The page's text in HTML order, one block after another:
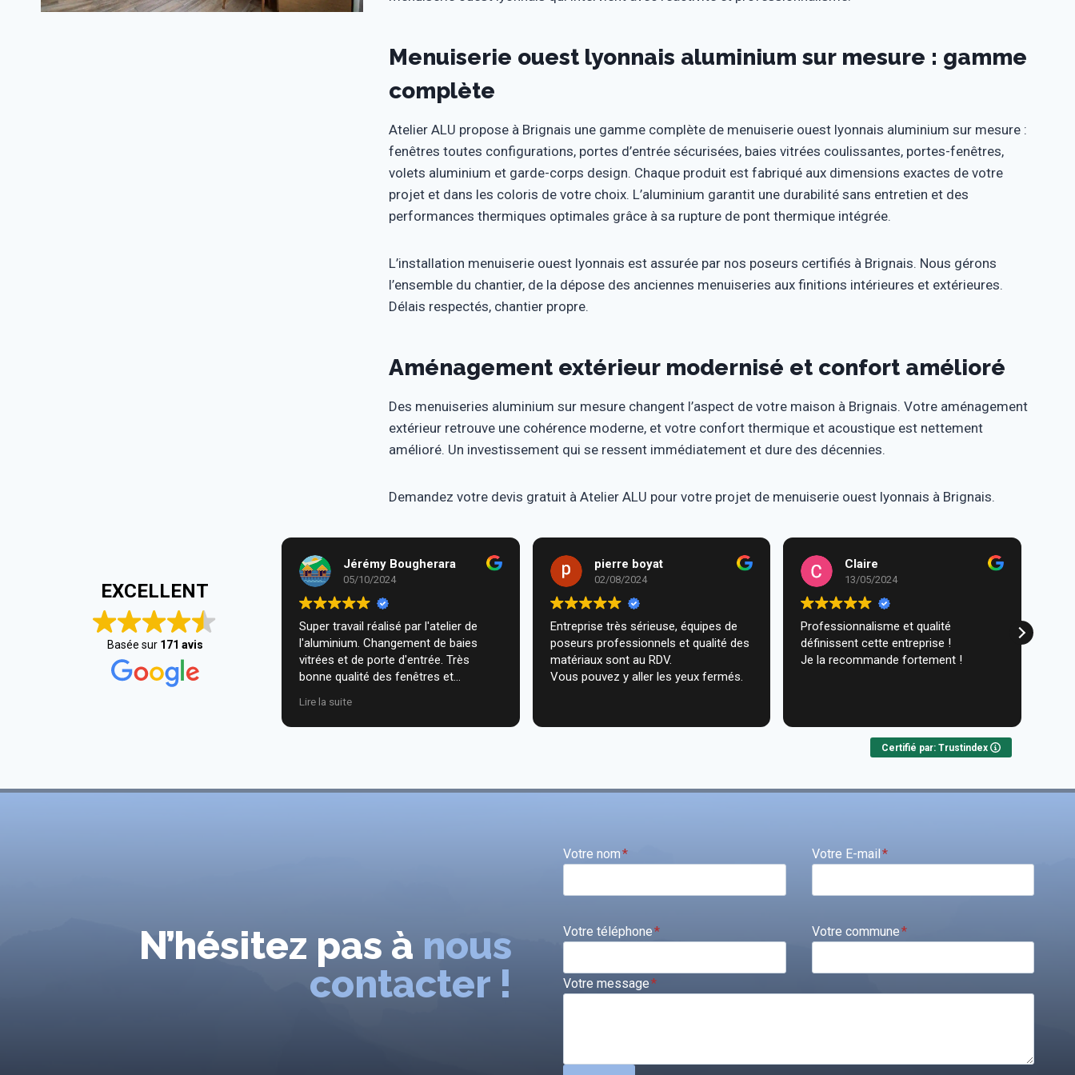
Menuiserie ouest lyonnais aluminium sur mesure : gamme
complète
Atelier ALU propose à Brignais une gamme complète de menuiserie ouest lyonnais aluminium sur mesure :
fenêtres toutes configurations, portes d’entrée sécurisées, baies vitrées coulissantes, portes-fenêtres,
volets aluminium et garde-corps design. Chaque produit est fabriqué aux dimensions exactes de votre
projet et dans les coloris de votre choix. L’aluminium garantit une durabilité sans entretien et des
performances thermiques optimales grâce à sa rupture de pont thermique intégrée.
L’installation menuiserie ouest lyonnais est assurée par nos poseurs certifiés à Brignais. Nous gérons
l’ensemble du chantier, de la dépose des anciennes menuiseries aux finitions intérieures et extérieures.
Délais respectés, chantier propre.
Aménagement extérieur modernisé et confort amélioré
Des menuiseries aluminium sur mesure changent l’aspect de votre maison à Brignais. Votre aménagement
extérieur retrouve une cohérence moderne, et votre confort thermique et acoustique est nettement
amélioré. Un investissement qui se ressent immédiatement et dure des décennies.
Demandez votre devis gratuit à Atelier ALU pour votre projet de menuiserie ouest lyonnais à Brignais.
EXCELLENT
Basée sur 171 avis
Jérémy Bougherara
05/10/2024
Super travail réalisé par l'atelier de
l'aluminium. Changement de baies
vitrées et de porte d'entrée. Très
bonne qualité des fenêtres et
nous. Je recommande vivement.
Lire la suite
pierre boyat
02/08/2024
Entreprise très sérieuse, équipes de
poseurs professionnels et qualité des
matériaux sont au RDV.
Vous pouvez y aller les yeux fermés.
Claire
13/05/2024
Professionnalisme et qualité
définissent cette entreprise !
Je la recommande fortement !
Certifié par: Trustindex
N’hésitez pas à nous
contacter !
Votre nom* Votre E-mail*
Votre téléphone* Votre commune*
Votre message*